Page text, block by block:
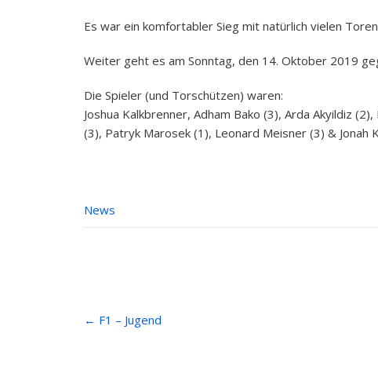
Es war ein komfortabler Sieg mit natürlich vielen
Weiter geht es am Sonntag, den 14. Oktober 2019
Die Spieler (und Torschützen) waren:
Joshua Kalkbrenner, Adham Bako (3), Arda Akyildiz
(3), Patryk Marosek (1), Leonard Meisner (3) & Jonah
News
navigation
← F1 – Jugend